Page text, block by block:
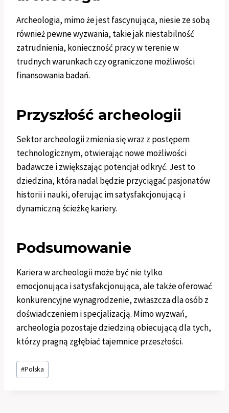
Archeologia, mimo że jest fascynująca, niesie ze sobą
również pewne wyzwania, takie jak niestabilność
zatrudnienia, konieczność pracy w terenie w
trudnych warunkach czy ograniczone możliwości
finansowania badań.
Przyszłość archeologii
Sektor archeologii zmienia się wraz z postępem
technologicznym, otwierając nowe możliwości
badawcze i zwiększając potencjał odkryć. Jest to
dziedzina, która nadal będzie przyciągać pasjonatów
historii i nauki, oferując im satysfakcjonującą i
dynamiczną ścieżkę kariery.
Podsumowanie
Kariera w archeologii może być nie tylko
emocjonująca i satysfakcjonująca, ale także oferować
konkurencyjne wynagrodzenie, zwłaszcza dla osób z
doświadczeniem i specjalizacją. Mimo wyzwań,
archeologia pozostaje dziedziną obiecującą dla tych,
którzy pragną zgłębiać tajemnice przeszłości.
Tagi
wpisu:
#Polska